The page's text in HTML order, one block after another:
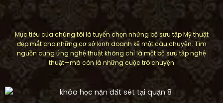
Mục tiêu của chúng tôi là tuyển chọn những bộ sưu tập Mỹ thuật
đẹp mắt cho những cơ sở kinh doanh kể một câu chuyện. Tìm
nguồn cung ứng nghệ thuật không chỉ là một bộ sưu tập nghệ
thuật—mà còn là những cuộc trò chuyện